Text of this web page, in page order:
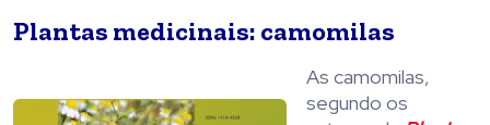
Plantas medicinais: camomilas
As camomilas,
segundo os